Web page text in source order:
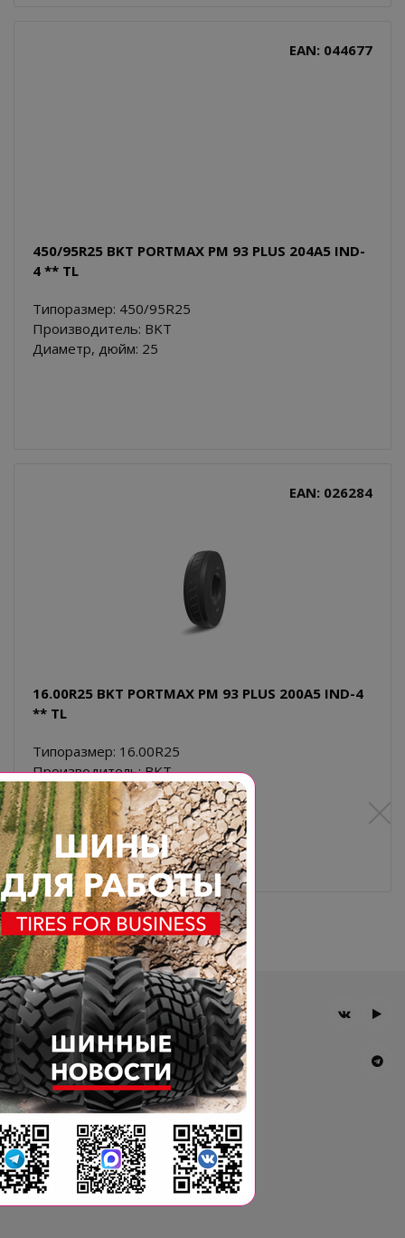
EAN: 044677
450/95R25 BKT PORTMAX PM 93 PLUS 204A5 IND-
4 ** TL
Типоразмер: 450/95R25
Производитель: BKT
Диаметр, дюйм: 25
EAN: 026284
16.00R25 BKT PORTMAX PM 93 PLUS 200A5 IND-4
** TL
Типоразмер: 16.00R25
Производитель: BKT
Диаметр, дюйм: 25
Главная
Компания
Шины BKT
Новости
Статьи
Контакты
Гарантия